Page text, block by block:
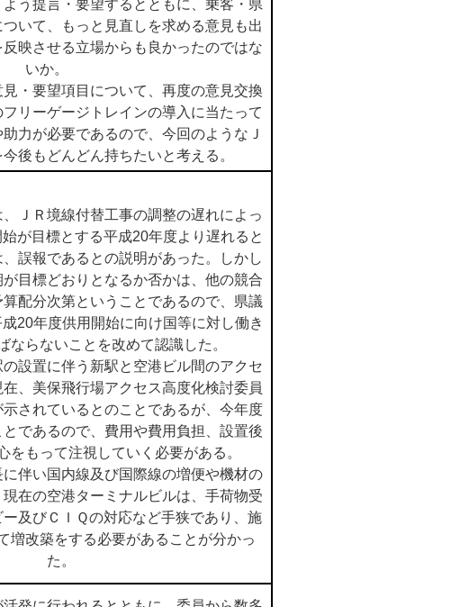
う提言・要望するとともに、乗客・県
いて、もっと見直しを求める意見も出
映させる立場からも良かったのではな
いか。
・要望項目について、再度の意見交換
リーゲージトレインの導入に当たって
力が必要であるので、今回のようなＪ
後もどんどん持ちたいと考える。
ＪＲ境線付替工事の調整の遅れによっ
が目標とする平成20年度より遅れると
誤報であるとの説明があった。しかし
目標どおりとなるか否かは、他の競合
配分次第ということであるので、県議
20年度供用開始に向け国等に対し働き
ならないことを改めて認識した。
設置に伴う新駅と空港ビル間のアクセ
、美保飛行場アクセス高度化検討委員
されているとのことであるが、今年度
であるので、費用や費用負担、設置後
をもって注視していく必要がある。
伴い国内線及び国際線の増便や機材の
在の空港ターミナルビルは、手荷物受
及びＣＩＱの対応など手狭であり、施
増改築をする必要があることが分かっ
た。